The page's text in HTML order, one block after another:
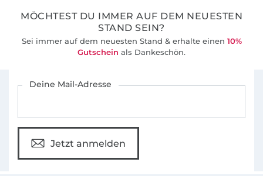
MÖCHTEST DU IMMER AUF DEM NEUESTEN
STAND SEIN?
Sei immer auf dem neuesten Stand & erhalte einen 10%
Gutschein als Dankeschön.
Deine Mail-Adresse
Jetzt anmelden